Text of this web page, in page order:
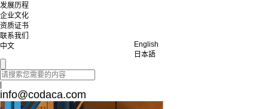
发展历程
企业文化
资质证书
联系我们
中文
English
日本語
|
info@codaca.com